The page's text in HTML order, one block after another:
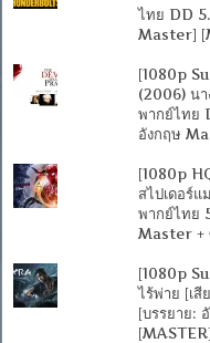
ไทย DD
Master]
[1080p
(2006) นา
พากย์ไทย
อังกฤษ
[1080p
สไปเดอร์แ
พากย์ไทย
Master +
[1080p
ไร้พ่าย [เ
[บรรยาย:
[MASTER]